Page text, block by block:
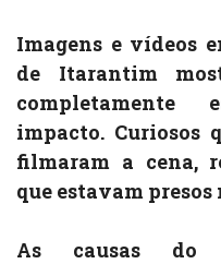
Imagens e vídeos
de Itarantim
completamente
impacto. Curiosos
filmaram a cena,
que estavam presos
As causas do